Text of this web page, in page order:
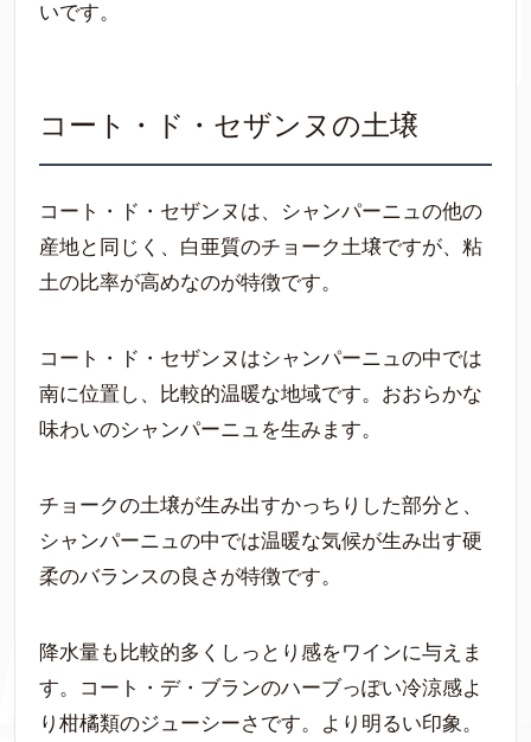
いです。
コート・ド・セザンヌの土壌
コート・ド・セザンヌは、シャンパーニュの他の
産地と同じく、白亜質のチョーク土壌ですが、粘
土の比率が高めなのが特徴です。
コート・ド・セザンヌはシャンパーニュの中では
南に位置し、比較的温暖な地域です。おおらかな
味わいのシャンパーニュを生みます。
チョークの土壌が生み出すかっちりした部分と、
シャンパーニュの中では温暖な気候が生み出す硬
柔のバランスの良さが特徴です。
降水量も比較的多くしっとり感をワインに与えま
す。コート・デ・ブランのハーブっぽい冷涼感よ
り柑橘類のジューシーさです。より明るい印象。